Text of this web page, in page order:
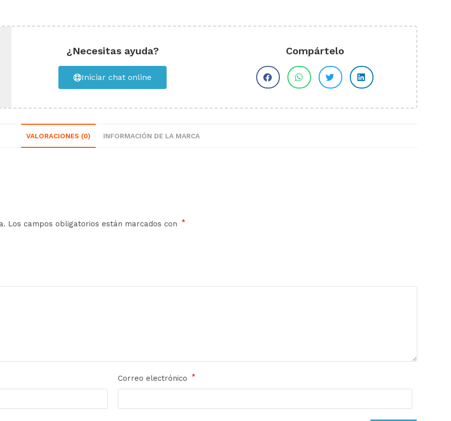
¿Necesitas ayuda?
Iniciar chat online
Compártelo
VALORACIONES (0) INFORMACIÓN DE LA MARCA
Los campos obligatorios están marcados con *
Correo electrónico *